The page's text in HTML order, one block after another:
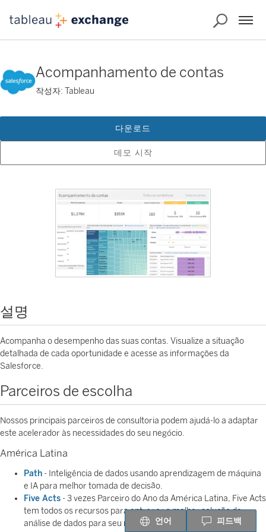
Acompanhamento de contas
작성자: Tableau
데모 시작
다운로드
설명
Acompanha o desempenho das suas contas. Visualize a situação
detalhada de cada oportunidade e acesse as informações da
Salesforce.
Parceiros de escolha
Nossos principais parceiros de consultoria podem ajudá-lo a adaptar
este acelerador às necessidades do seu negócio.
América Latina
Path - Inteligência de dados usando aprendizagem de máquina
e IA para melhor tomada de decisão.
Five Acts - 3 vezes Parceiro do Ano da América Latina, Five Acts
tem todos os recursos para entregar a melhor solução de
análise de dados para seu negócio 언어 피드백